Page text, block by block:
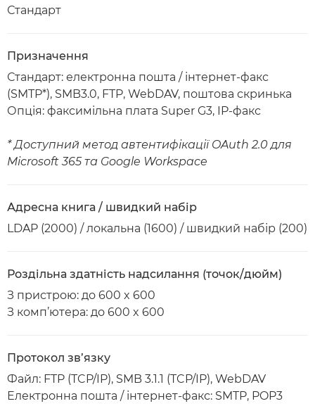
Стандарт
Призначення
Стандарт: електронна пошта / інтернет-факс
(SMTP*), SMB3.0, FTP, WebDAV, поштова скринька
Опція: факсимільна плата Super G3, IP-факс
* Доступний метод автентифікації OAuth 2.0 для
Microsoft 365 та Google Workspace
Адресна книга / швидкий набір
LDAP (2000) / локальна (1600) / швидкий набір (200)
Роздільна здатність надсилання (точок/дюйм)
З пристрою: до 600 x 600
З комп’ютера: до 600 x 600
Протокол зв’язку
Файл: FTP (TCP/IP), SMB 3.1.1 (TCP/IP), WebDAV
Електронна пошта / інтернет-факс: SMTP, POP3